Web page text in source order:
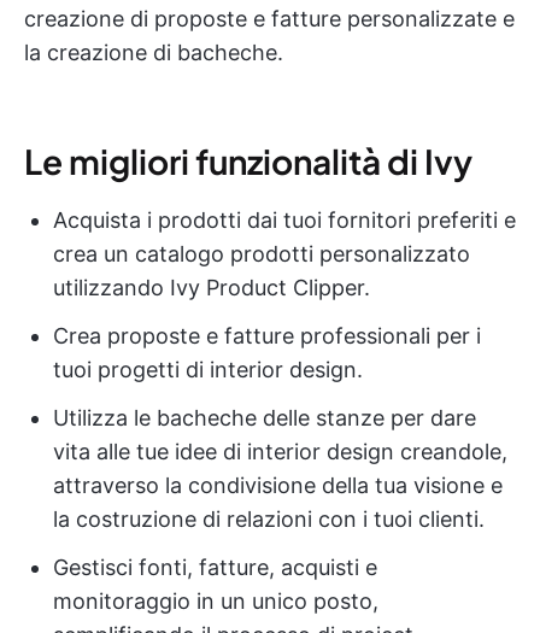
creazione di proposte e fatture personalizzate e
la creazione di bacheche.
Le migliori funzionalità di Ivy
Acquista i prodotti dai tuoi fornitori preferiti e
crea un catalogo prodotti personalizzato
utilizzando Ivy Product Clipper.
Crea proposte e fatture professionali per i
tuoi progetti di interior design.
Utilizza le bacheche delle stanze per dare
vita alle tue idee di interior design creandole,
attraverso la condivisione della tua visione e
la costruzione di relazioni con i tuoi clienti.
Gestisci fonti, fatture, acquisti e
monitoraggio in un unico posto,